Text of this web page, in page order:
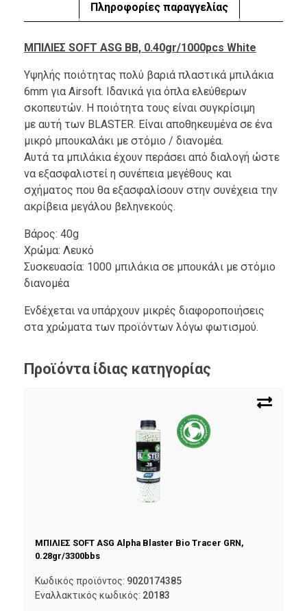
Πληροφορίες παραγγελίας
ΜΠΙΛΙΕΣ SOFT ASG BB, 0.40gr/1000pcs White
Υψηλής ποιότητας πολύ βαριά πλαστικά μπιλάκια
6mm για Airsoft. Ιδανικά για όπλα ελεύθερων
σκοπευτών. Η ποιότητα τους είναι συγκρίσιμη
με αυτή των BLASTER. Είναι αποθηκευμένα σε ένα
μικρό μπουκαλάκι με στόμιο / διανομέα.
Αυτά τα μπιλάκια έχουν περάσει από διαλογή ώστε
να εξασφαλιστεί η συνέπεια μεγέθους και
σχήματος που θα εξασφαλίσουν στην συνέχεια την
ακρίβεια μεγάλου βεληνεκούς.
Βάρος: 40g
Χρώμα: Λευκό
Συσκευασία: 1000 μπιλάκια σε μπουκάλι με στόμιο
διανομέα
Ενδέχεται να υπάρχουν μικρές διαφοροποιήσεις
στα χρώματα των προϊόντων λόγω φωτισμού.
Προϊόντα ίδιας κατηγορίας
ΜΠΙΛΙΕΣ SOFT ASG Alpha Blaster Bio Tracer GRN,
0.28gr/3300bbs
Κωδικός προϊόντος: 9020174385
Εναλλακτικός κωδικός: 20183